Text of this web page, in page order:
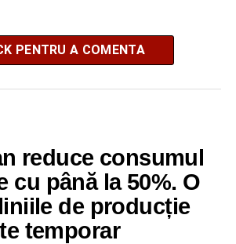
PENTRU A COMENTA
reduce consumul
cu până la 50%. O
de producție
temporar